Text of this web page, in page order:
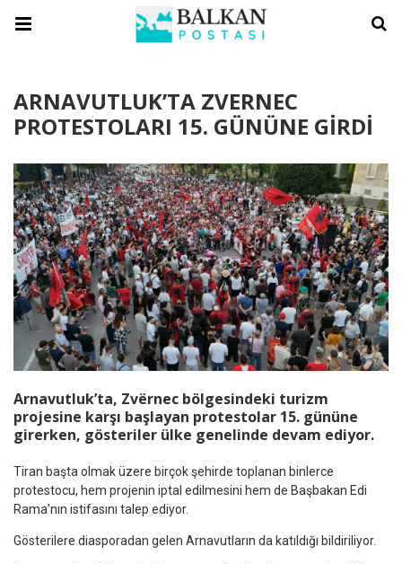
ARNAVUTLUK’TA ZVERNEC
PROTESTOLARI 15. GÜNÜNE GİRDİ
Arnavutluk’ta, Zvërnec bölgesindeki turizm
projesine karşı başlayan protestolar 15. gününe
girerken, gösteriler ülke genelinde devam ediyor.
Tiran başta olmak üzere birçok şehirde toplanan binlerce
protestocu, hem projenin iptal edilmesini hem de Başbakan Edi
Rama’nın istifasını talep ediyor.
Gösterilere diasporadan gelen Arnavutların da katıldığı bildiriliyor.